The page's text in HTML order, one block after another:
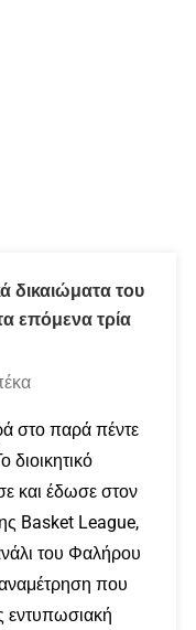
δικαιώματα του
επόμενα τρία
στο παρά πέντε
και έδωσε στον
Basket League,
του Φαλήρου
που
εντυπωσιακή